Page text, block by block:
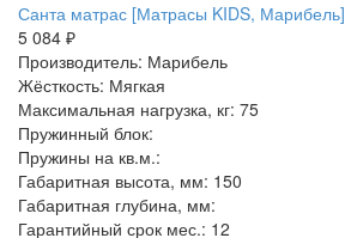
Санта матрас [Матрасы KIDS, Марибель]
5 084 ₽
Производитель: Марибель
Жёсткость: Мягкая
Максимальная нагрузка, кг: 75
Пружинный блок:
Пружины на кв.м.:
Габаритная высота, мм: 150
Габаритная глубина, мм:
Гарантийный срок мес.: 12